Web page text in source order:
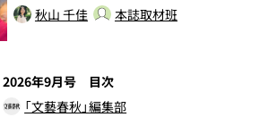
秋山 千佳
本誌取材班
2026年9月号 目次
「文藝春秋」編集部